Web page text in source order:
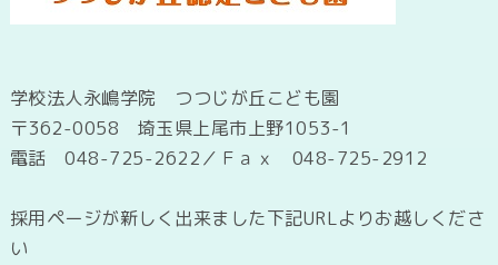
学校法人永嶋学院 つつじが丘こども園
〒362-0058 埼玉県上尾市上野1053-1
電話 048-725-2622／Ｆａｘ 048-725-2912
採用ページが新しく出来ました下記URLよりお越しくださ
い